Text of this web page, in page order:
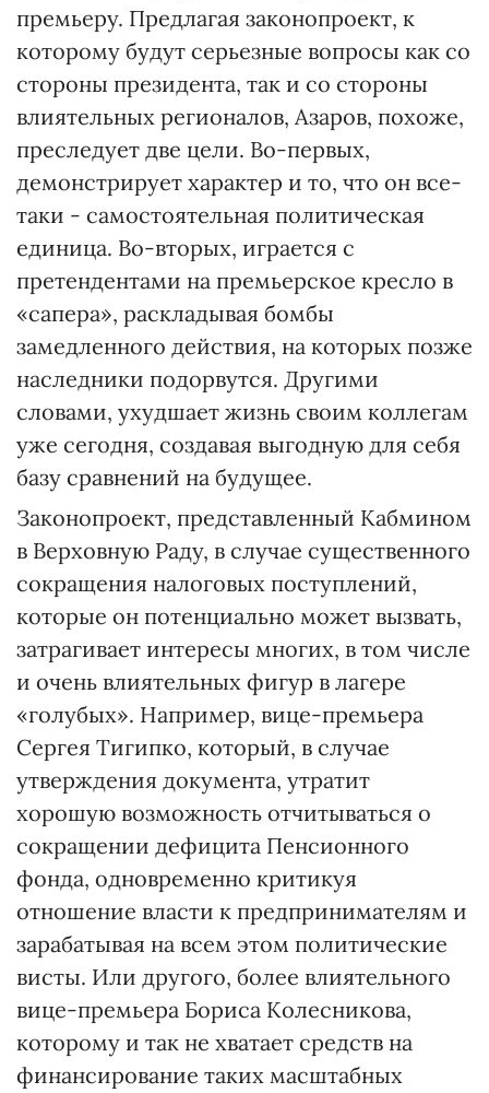
премьеру. Предлагая законопроект, к
которому будут серьезные вопросы как со
стороны президента, так и со стороны
влиятельных регионалов, Азаров, похоже,
преследует две цели. Во-первых,
демонстрирует характер и то, что он все-
таки - самостоятельная политическая
единица. Во-вторых, играется с
претендентами на премьерское кресло в
«сапера», раскладывая бомбы
замедленного действия, на которых позже
наследники подорвутся. Другими
словами, ухудшает жизнь своим коллегам
уже сегодня, создавая выгодную для себя
базу сравнений на будущее.
Законопроект, представленный Кабмином
в Верховную Раду, в случае существенного
сокращения налоговых поступлений,
которые он потенциально может вызвать,
затрагивает интересы многих, в том числе
и очень влиятельных фигур в лагере
«голубых». Например, вице-премьера
Сергея Тигипко, который, в случае
утверждения документа, утратит
хорошую возможность отчитываться о
сокращении дефицита Пенсионного
фонда, одновременно критикуя
отношение власти к предпринимателям и
зарабатывая на всем этом политические
висты. Или другого, более влиятельного
вице-премьера Бориса Колесникова,
которому и так не хватает средств на
финансирование таких масштабных